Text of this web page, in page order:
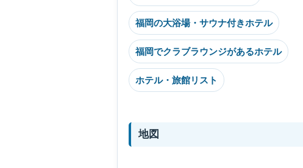
福岡の大浴場・サウナ付きホテル
福岡でクラブラウンジがあるホテル
ホテル・旅館リスト
地図